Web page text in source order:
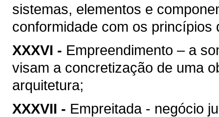
sistemas, elementos e
conformidade com os
XXXVI - Empreendimento – a
visam a concretização de uma
arquitetura;
XXXVII - Empreitada - negócio